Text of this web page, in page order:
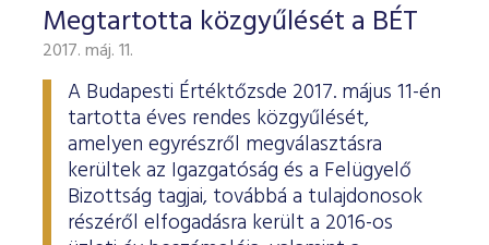
Megtartotta közgyűlését a BÉT
2017. máj. 11.
A Budapesti Értéktőzsde 2017. május 11-én
tartotta éves rendes közgyűlését,
amelyen egyrészről megválasztásra
kerültek az Igazgatóság és a Felügyelő
Bizottság tagjai, továbbá a tulajdonosok
részéről elfogadásra került a 2016-os